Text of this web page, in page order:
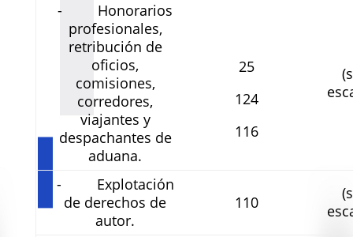
- Honorarios
profesionales,
retribución de
oficios,
comisiones,
corredores,
viajantes y
despachantes de
aduana.
25
124
116
- Explotación
de derechos de
autor.
110